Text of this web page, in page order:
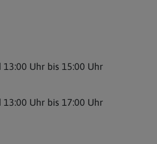
Uhr bis 15:00 Uhr
Uhr bis 17:00 Uhr